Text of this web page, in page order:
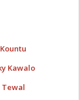
Kawalo